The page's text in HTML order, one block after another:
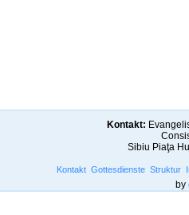
Kontakt:
Sibiu Piaţa
Kontakt Gottesdienste Struktur
by